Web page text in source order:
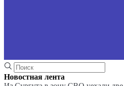
Новостная лента